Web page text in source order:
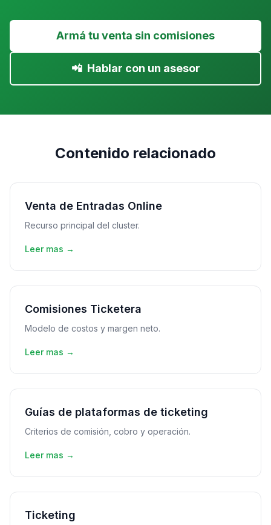
Armá tu venta sin comisiones
📲 Hablar con un asesor
Contenido relacionado
Venta de Entradas Online
Recurso principal del cluster.
Leer mas →
Comisiones Ticketera
Modelo de costos y margen neto.
Leer mas →
Guías de plataformas de ticketing
Criterios de comisión, cobro y operación.
Leer mas →
Ticketing